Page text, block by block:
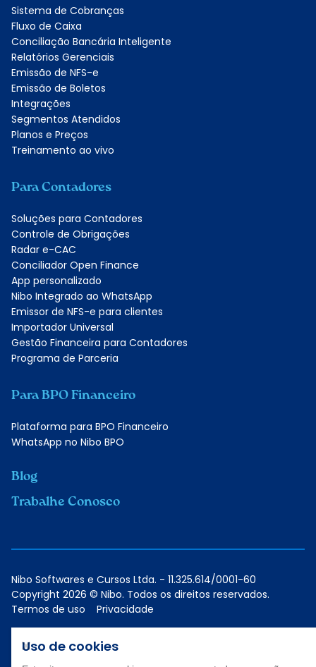
Sistema de Cobranças
Fluxo de Caixa
Conciliação Bancária Inteligente
Relatórios Gerenciais
Emissão de NFS-e
Emissão de Boletos
Integrações
Segmentos Atendidos
Planos e Preços
Treinamento ao vivo
Para Contadores
Soluções para Contadores
Controle de Obrigações
Radar e-CAC
Conciliador Open Finance
App personalizado
Nibo Integrado ao WhatsApp
Emissor de NFS-e para clientes
Importador Universal
Gestão Financeira para Contadores
Programa de Parceria
Para BPO Financeiro
Plataforma para BPO Financeiro
WhatsApp no Nibo BPO
Blog
Trabalhe Conosco
Termos de uso Privacidade
Copyright 2026 © Nibo. Todos os direitos reservados.
Nibo Softwares e Cursos Ltda. - 11.325.614/0001-60
Uso de cookies